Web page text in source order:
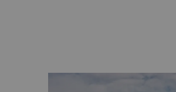
双井坊（距酒店约15分钟
温州双井坊是由老菜场微